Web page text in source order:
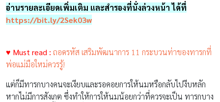
อ่านรายละเอียดเพิ่มเติม และสำรองที่นั่งล่วงหน้า ได้ที่
https://bit.ly/2Sek03w
♥ Must read : ถอดรหัส เสริมพัฒนาการ 11 กระบวนท่าของทารกที่
พ่อแม่มือใหม่ควรรู้!
แต่ก็มีทารกบางคนจะเงียบและรอคอยการให้นมหรือกลับไปงีบหลัก
หากไม่มีการสังเกต ซึ่งทำให้การให้นมน้อยกว่าที่ควรจะเป็น ทารกบาง